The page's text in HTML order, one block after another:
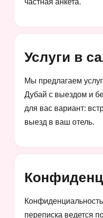
Мы предлагаем
Дубай с выездом и
для вас вариант:
выезд в ваш отель.
переписка ведется